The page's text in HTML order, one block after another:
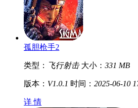
孤胆枪手2
类型： 飞行射击 大小： 331 MB
版本： V1.0.1 时间： 2025-06-10
详 情